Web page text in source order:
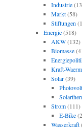
Industrie
Markt(58)
Stiftungen
Energie(518)
AKW(132)
Biomasse
Kraft-
Solar(39)
Strom(111)
E-Bike
Wasserkraft